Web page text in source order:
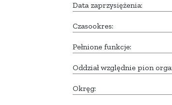
Data zaprzysiężenia:
Czasookres:
Pełnione funkcje:
Oddział względnie pion
Okręg: